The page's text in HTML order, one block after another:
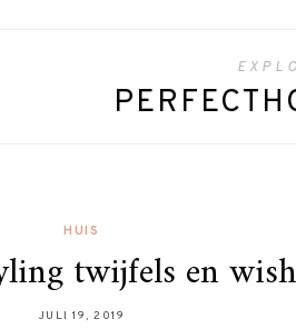
HUIS
twijfels en
JULI 19, 2019